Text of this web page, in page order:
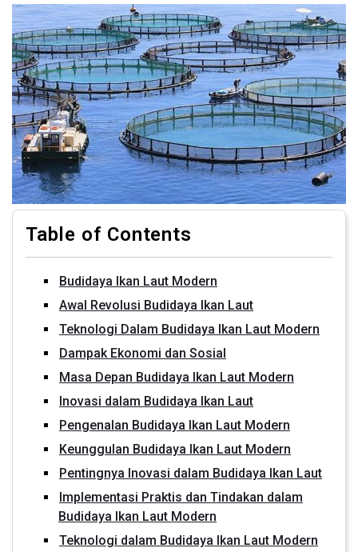
Table of Contents
Budidaya Ikan Laut Modern
Awal Revolusi Budidaya Ikan Laut
Teknologi Dalam Budidaya Ikan Laut Modern
Dampak Ekonomi dan Sosial
Masa Depan Budidaya Ikan Laut Modern
Inovasi dalam Budidaya Ikan Laut
Pengenalan Budidaya Ikan Laut Modern
Keunggulan Budidaya Ikan Laut Modern
Pentingnya Inovasi dalam Budidaya Ikan Laut
Implementasi Praktis dan Tindakan dalam
Budidaya Ikan Laut Modern
Teknologi dalam Budidaya Ikan Laut Modern